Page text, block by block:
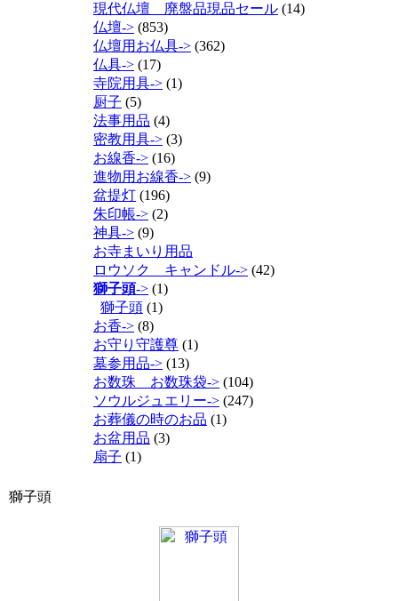
現代仏壇 廃盤品現品セール (14)
仏壇-> (853)
仏壇用お仏具-> (362)
仏具-> (17)
寺院用具-> (1)
厨子 (5)
法事用品 (4)
密教用具-> (3)
お線香-> (16)
進物用お線香-> (9)
盆提灯 (196)
朱印帳-> (2)
神具-> (9)
お寺まいり用品
ロウソク キャンドル-> (42)
獅子頭-> (1)
獅子頭 (1)
お香-> (8)
お守り守護尊 (1)
墓参用品-> (13)
お数珠 お数珠袋-> (104)
ソウルジュエリー-> (247)
お葬儀の時のお品 (1)
お盆用品 (3)
扇子 (1)
獅子頭